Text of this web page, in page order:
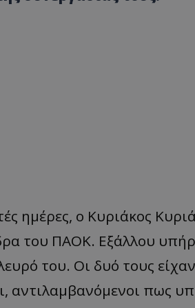
ημέρες, ο Κυριάκος
του ΠΑΟΚ. Εξάλλου
του. Οι δυό τους
αντιλαμβανόμενοι πως